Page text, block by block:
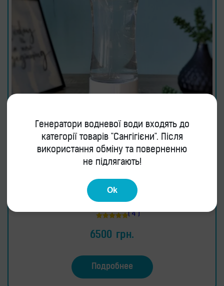
Водородный генератор с мембраной
Brilliance Lux
5.00
из 5
( 4 )
6500 грн.
Подробнее
Генератори водневої води входять до
категорії товарів "Сангігієни". Після
використання обміну та поверненню
не підлягають!
Ok